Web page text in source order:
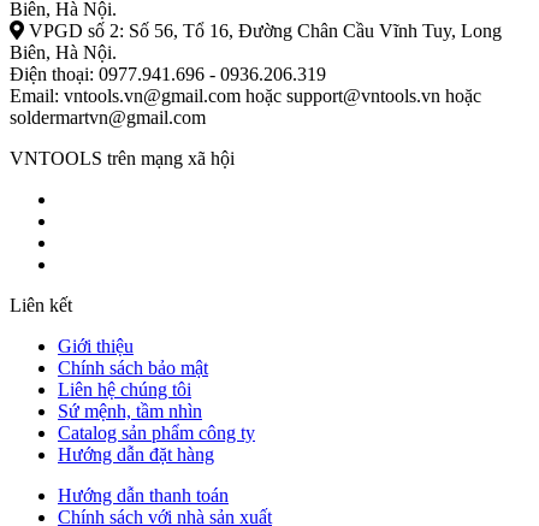
Biên, Hà Nội.
VPGD số 2: Số 56, Tổ 16, Đường Chân Cầu Vĩnh Tuy, Long
Biên, Hà Nội.
Điện thoại: 0977.941.696 - 0936.206.319
Email: vntools.vn@gmail.com hoặc support@vntools.vn hoặc
soldermartvn@gmail.com
VNTOOLS trên mạng xã hội
Liên kết
Giới thiệu
Chính sách bảo mật
Liên hệ chúng tôi
Sứ mệnh, tầm nhìn
Catalog sản phẩm công ty
Hướng dẫn đặt hàng
Hướng dẫn thanh toán
Chính sách với nhà sản xuất